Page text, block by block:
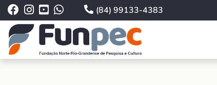
(84) 99133-4383